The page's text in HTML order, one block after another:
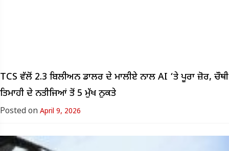
TCS ਵੱਲੋਂ 2.3 ਬਿਲੀਅਨ ਡਾਲਰ ਦੇ ਮਾਲੀਏ ਨਾਲ AI ‘ਤੇ ਪੂਰਾ ਜ਼ੋਰ, ਚੌਥੀ
ਤਿਮਾਹੀ ਦੇ ਨਤੀਜਿਆਂ ਤੋਂ 5 ਮੁੱਖ ਨੁਕਤੇ
Posted on April 9, 2026